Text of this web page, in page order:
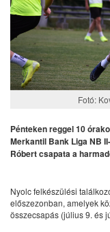
Fotó:
Pénteken reggel 10
Merkantil Bank Liga NB
Róbert csapata a
Nyolc felkészülési
előszezonban, amelyek
összecsapás (július 9. és